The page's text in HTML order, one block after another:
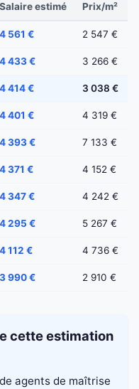
Salaire estimé Prix/m²
4 561 € 2 547 €
4 433 € 3 266 €
4 414 € 3 038 €
4 401 € 4 319 €
4 393 € 7 133 €
4 371 € 4 152 €
4 347 € 4 242 €
4 295 € 5 267 €
4 112 € 4 736 €
3 990 € 2 910 €
cette estimation
agents de maîtrise